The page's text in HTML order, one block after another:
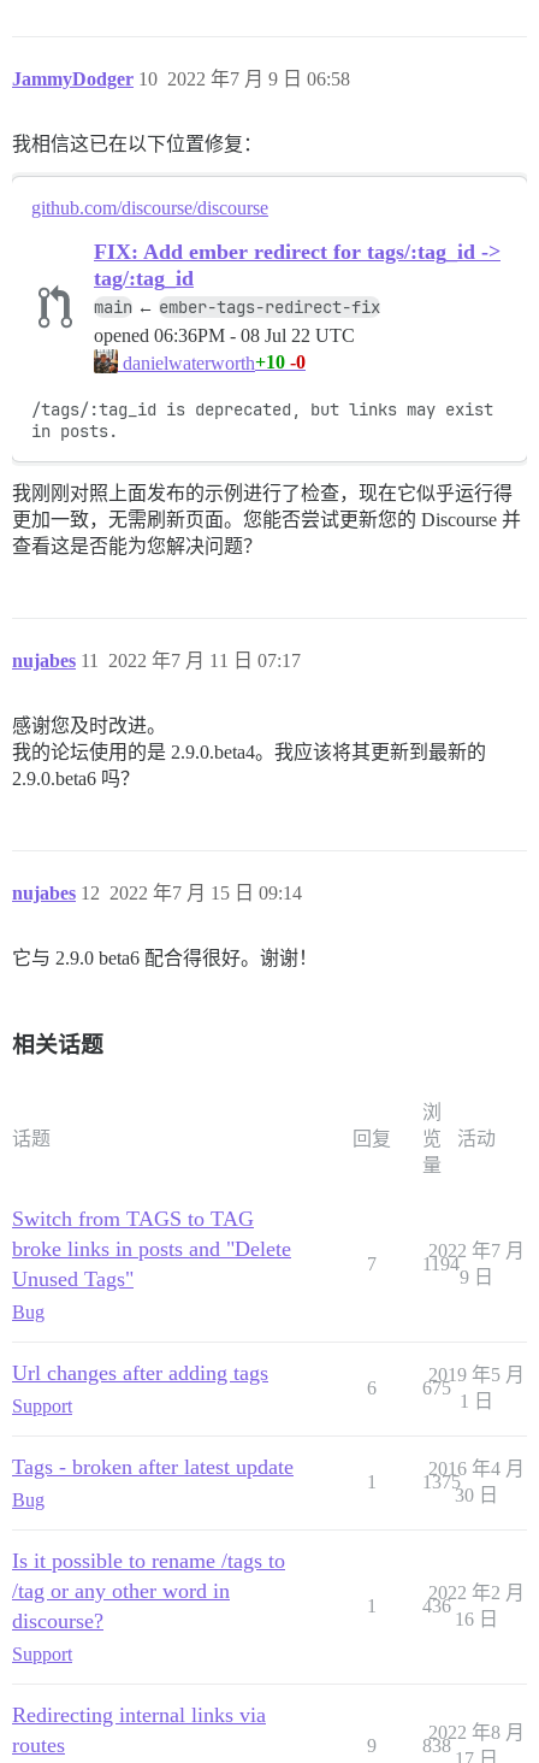
JammyDodger 2022 年7 月 9 日 06:58
10
我相信这已在以下位置修复：
github.com/discourse/discourse
FIX: Add ember redirect for tags/:tag_id ->
tag/:tag_id
main ← ember-tags-redirect-fix
opened 06:36PM - 08 Jul 22 UTC
danielwaterworth+10 -0
/tags/:tag_id is deprecated, but links may exist
in posts.
我刚刚对照上面发布的示例进行了检查，现在它似乎运行得
更加一致，无需刷新页面。您能否尝试更新您的 Discourse 并
查看这是否能为您解决问题？
nujabes 2022 年7 月 11 日 07:17
11
感谢您及时改进。
我的论坛使用的是 2.9.0.beta4。我应该将其更新到最新的
2.9.0.beta6 吗？
nujabes 2022 年7 月 15 日 09:14
12
它与 2.9.0 beta6 配合得很好。谢谢！
相关话题
话题 回复
浏
览
量
活动
Switch from TAGS to TAG
broke links in posts and "Delete
Unused Tags"
Bug
7 1194
2022 年7 月
9 日
Url changes after adding tags
Support
6 675
2019 年5 月
1 日
Tags - broken after latest update
Bug
1 1375
2016 年4 月
30 日
Is it possible to rename /tags to
/tag or any other word in
discourse?
Support
1 436
2022 年2 月
16 日
Redirecting internal links via
routes
9 838
2022 年8 月
17 日